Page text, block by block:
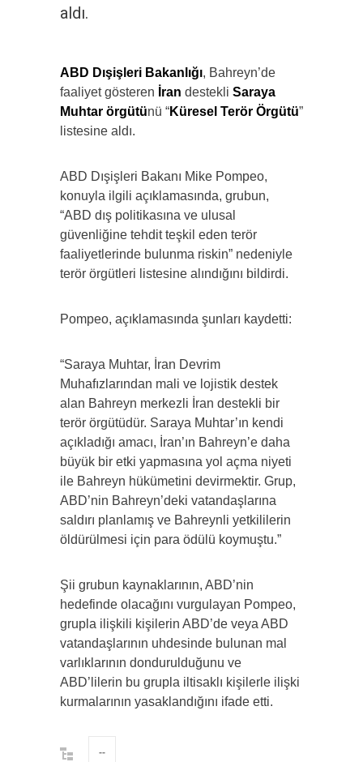
aldı.
ABD Dışişleri Bakanlığı, Bahreyn’de
faaliyet gösteren İran destekli Saraya
Muhtar örgütünü “Küresel Terör Örgütü”
listesine aldı.
ABD Dışişleri Bakanı Mike Pompeo,
konuyla ilgili açıklamasında, grubun,
“ABD dış politikasına ve ulusal
güvenliğine tehdit teşkil eden terör
faaliyetlerinde bulunma riskin” nedeniyle
terör örgütleri listesine alındığını bildirdi.
Pompeo, açıklamasında şunları kaydetti:
“Saraya Muhtar, İran Devrim
Muhafızlarından mali ve lojistik destek
alan Bahreyn merkezli İran destekli bir
terör örgütüdür. Saraya Muhtar’ın kendi
açıkladığı amacı, İran’ın Bahreyn’e daha
büyük bir etki yapmasına yol açma niyeti
ile Bahreyn hükümetini devirmektir. Grup,
ABD’nin Bahreyn’deki vatandaşlarına
saldırı planlamış ve Bahreynli yetkililerin
öldürülmesi için para ödülü koymuştu.”
Şii grubun kaynaklarının, ABD’nin
hedefinde olacağını vurgulayan Pompeo,
grupla ilişkili kişilerin ABD’de veya ABD
vatandaşlarının uhdesinde bulunan mal
varlıklarının dondurulduğunu ve
ABD’lilerin bu grupla iltisaklı kişilerle ilişki
kurmalarının yasaklandığını ifade etti.
--